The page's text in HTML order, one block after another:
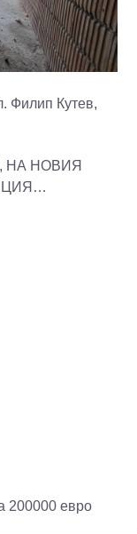
Филип Кутев,
НА НОВИЯ
200000 евро